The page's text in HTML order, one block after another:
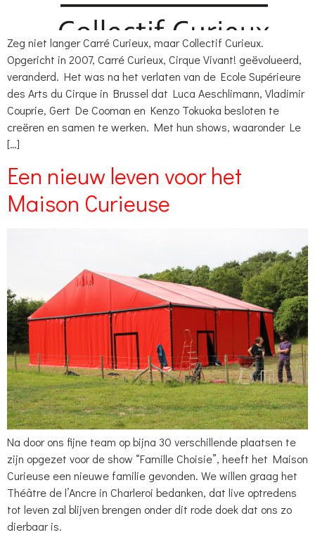
Zeg niet langer Carré Curieux, maar Collectif Curieux.
Opgericht in 2007, Carré Curieux, Cirque Vivant! geëvolueerd,
veranderd. Het was na het verlaten van de Ecole Supérieure
des Arts du Cirque in Brussel dat Luca Aeschlimann, Vladimir
Couprie, Gert De Cooman en Kenzo Tokuoka besloten te
creëren en samen te werken. Met hun shows, waaronder Le
[…]
Een nieuw leven voor het
Maison Curieuse
Na door ons fijne team op bijna 30 verschillende plaatsen te
zijn opgezet voor de show “Famille Choisie”, heeft het Maison
Curieuse een nieuwe familie gevonden. We willen graag het
Théâtre de l’Ancre in Charleroi bedanken, dat live optredens
tot leven zal blijven brengen onder dit rode doek dat ons zo
dierbaar is.